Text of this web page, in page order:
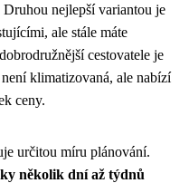
nejlepší variantou je
ale stále máte
cestovatele je
klimatizovaná, ale nabízí
ceny.
určitou míru plánování.
několik dní až týdnů